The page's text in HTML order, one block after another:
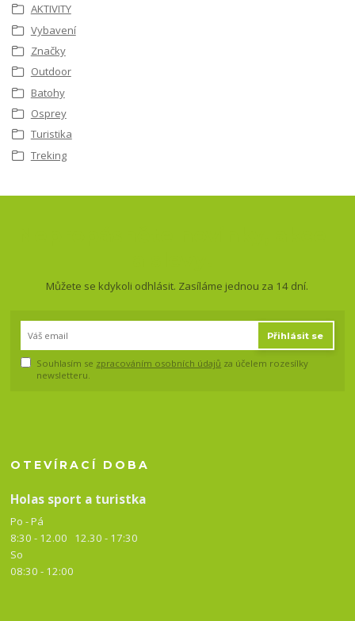
AKTIVITY
Vybavení
Značky
Outdoor
Batohy
Osprey
Turistika
Treking
Můžete se kdykoli odhlásit. Zasíláme jednou za 14 dní.
Přihlásit se
Souhlasím se zpracováním osobních údajů za účelem rozesílky
newsletteru.
OTEVÍRACÍ DOBA
Holas sport a turistka
Po - Pá
8:30 - 12.00 12.30 - 17:30
So
08:30 - 12:00